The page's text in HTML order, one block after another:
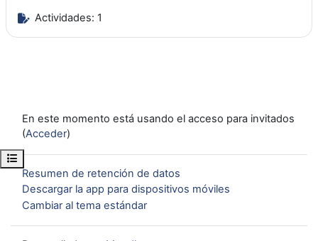
Abrir índice del curso
Actividades: 1
En este momento está usando el acceso para invitados
(Acceder)
Resumen de retención de datos
Descargar la app para dispositivos móviles
Cambiar al tema estándar